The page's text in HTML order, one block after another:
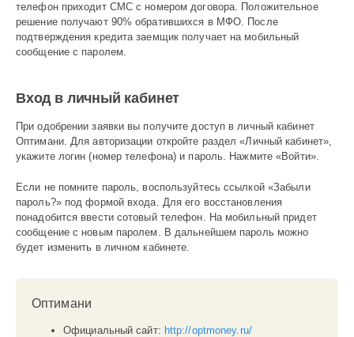
телефон приходит СМС с номером договора. Положительное
решение получают 90% обратившихся в МФО. После
подтверждения кредита заемщик получает на мобильный
сообщение с паролем.
Вход в личный кабинет
При одобрении заявки вы получите доступ в личный кабинет
Оптимани. Для авторизации откройте раздел «Личный кабинет»,
укажите логин (номер телефона) и пароль. Нажмите «Войти».
Если не помните пароль, воспользуйтесь ссылкой «Забыли
пароль?» под формой входа. Для его восстановления
понадобится ввести сотовый телефон. На мобильный придет
сообщение с новым паролем. В дальнейшем пароль можно
будет изменить в личном кабинете.
Оптимани
Официальный сайт: http://optmoney.ru/